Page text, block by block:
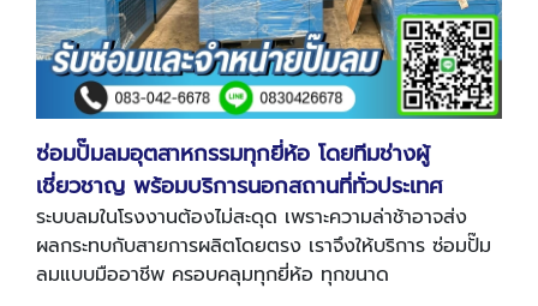
ซ่อมปั๊มลมอุตสาหกรรมทุกยี่ห้อ โดยทีมช่างผู้
เชี่ยวชาญ พร้อมบริการนอกสถานที่ทั่วประเทศ
ระบบลมในโรงงานต้องไม่สะดุด เพราะความล่าช้าอาจส่ง
ผลกระทบกับสายการผลิตโดยตรง เราจึงให้บริการ ซ่อมปั๊ม
ลมแบบมืออาชีพ ครอบคลุมทุกยี่ห้อ ทุกขนาด